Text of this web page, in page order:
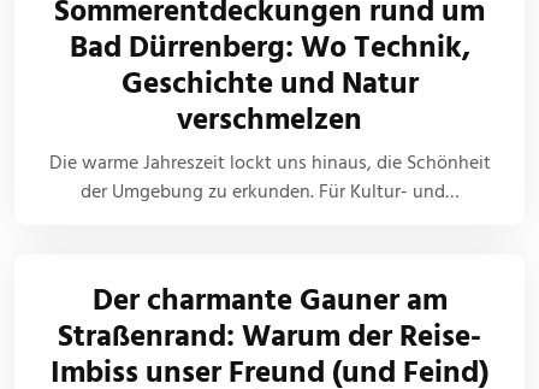
Sommerentdeckungen rund um
Bad Dürrenberg: Wo Technik,
Geschichte und Natur
verschmelzen
Die warme Jahreszeit lockt uns hinaus, die Schönheit
der Umgebung zu erkunden. Für Kultur- und…
Der charmante Gauner am
Straßenrand: Warum der Reise-
Imbiss unser Freund (und Feind)